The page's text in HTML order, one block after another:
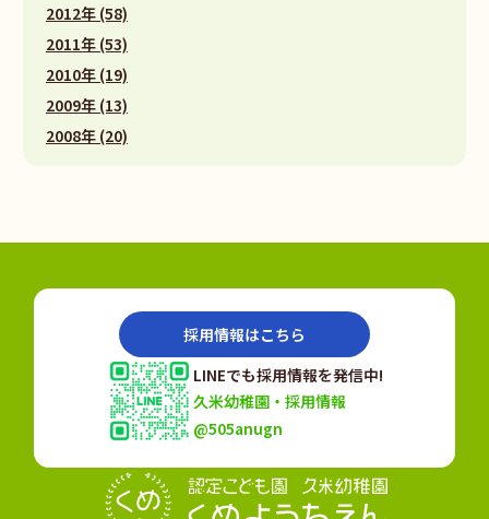
2012年 (58)
2011年 (53)
2010年 (19)
2009年 (13)
2008年 (20)
採用情報はこちら
LINEでも採用情報を発信中!
久米幼稚園・採用情報
@505anugn